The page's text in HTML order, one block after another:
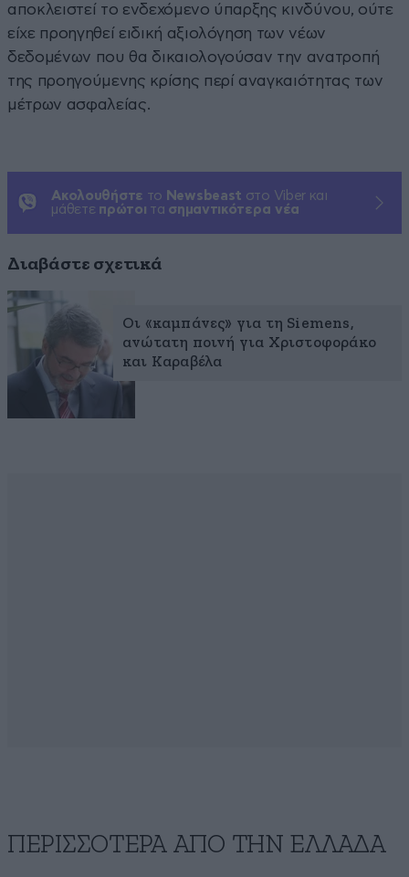
αποκλειστεί το ενδεχόμενο ύπαρξης κινδύνου, ούτε
είχε προηγηθεί ειδική αξιολόγηση των νέων
δεδομένων που θα δικαιολογούσαν την ανατροπή
της προηγούμενης κρίσης περί αναγκαιότητας των
μέτρων ασφαλείας.
Ακολουθήστε το Newsbeast στο Viber και
μάθετε πρώτοι τα σημαντικότερα νέα
Διαβάστε σχετικά
Οι «καμπάνες» για τη Siemens,
ανώτατη ποινή για Χριστοφοράκο
και Καραβέλα
ΠΕΡΙΣΣΟΤΕΡΑ ΑΠΟ ΤΗΝ ΕΛΛΑΔΑ